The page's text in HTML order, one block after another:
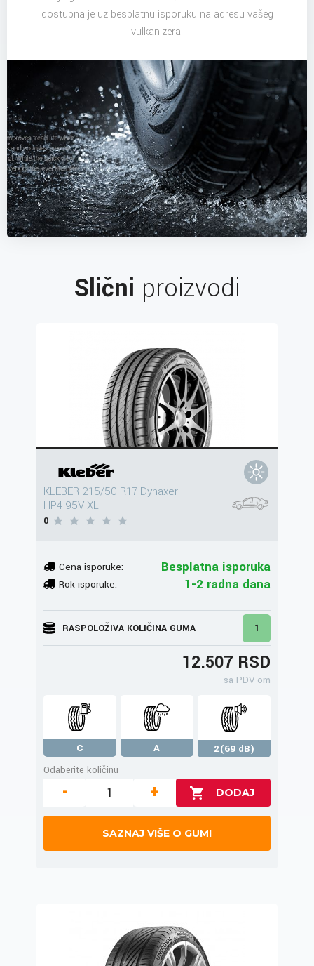
dostupna je uz besplatnu isporuku na adresu vašeg
vulkanizera.
Slični proizvodi
KLEBER 215/50 R17 Dynaxer
HP4 95V XL
0
Cena isporuke: Besplatna isporuka
Rok isporuke: 1-2 radna dana
RASPOLOŽIVA KOLIČINA GUMA 1
12.507 RSD
sa PDV-om
C A
2(69 dB)
Odaberite količinu
- +
SAZNAJ VIŠE O GUMI